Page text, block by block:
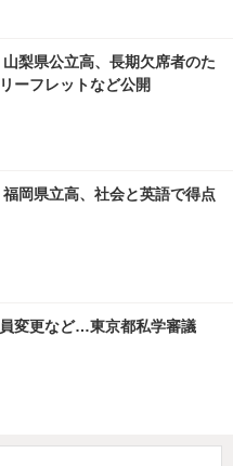
山梨県公立高、長期欠席者のた
ーフレットなど公開
福岡県立高、社会と英語で得点
変更など…東京都私学審議